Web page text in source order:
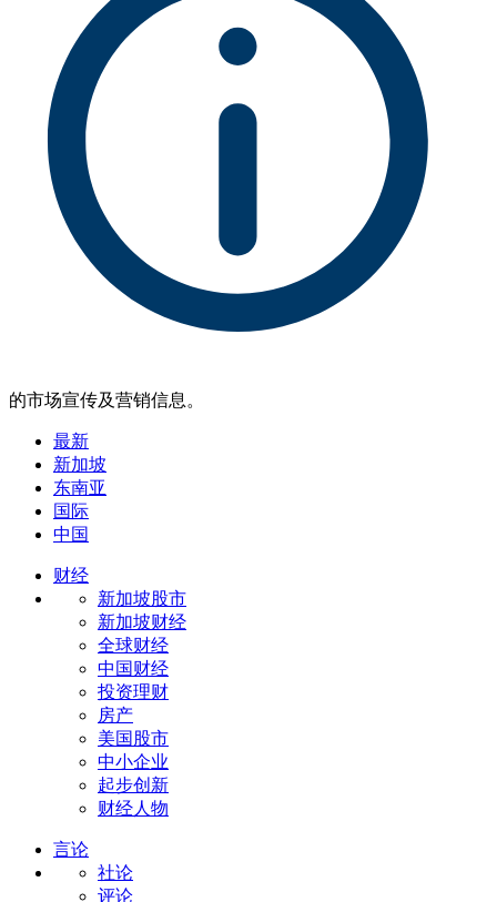
的市场宣传及营销信息。
最新
新加坡
东南亚
国际
中国
财经
新加坡股市
新加坡财经
全球财经
中国财经
投资理财
房产
美国股市
中小企业
起步创新
财经人物
言论
社论
评论